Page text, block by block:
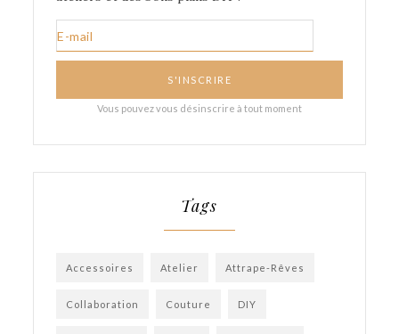
Tags
Accessoires Atelier Attrape-Rêves
Collaboration Couture DIY